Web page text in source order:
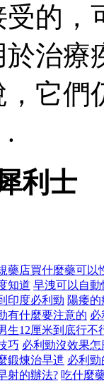
的，
治療
它們
.
利士
藥店買什麼藥可以
知道 早洩可以自動
印度必利勁 陽痿的
有什麼要注意的 必
生12厘米到底行不
巧 必利勁沒效果怎
鍛煉治早迣 必利
射的辦法? 吃什麼